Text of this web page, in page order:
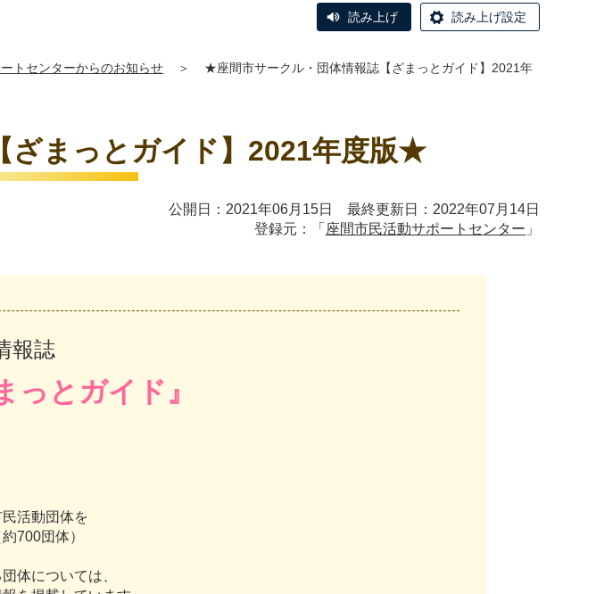
読み上げ 読み上げ設定
トセンターからのお知らせ ＞
★座間市サークル・団体情報誌【ざまっとガイド】2021年
ざまっとガイド】2021年度版★
公開日：2021年06月15日 最終更新日：2022年07月14日
登録元：「 座間市民活動サポートセンター 」
報誌
っとガイド』
活動団体を
700団体）
体については、